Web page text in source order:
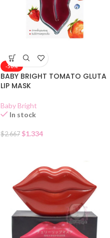
-50%
BABY BRIGHT TOMATO GLUTA
LIP MASK
Baby Bright
In stock
$2.667 $1.334